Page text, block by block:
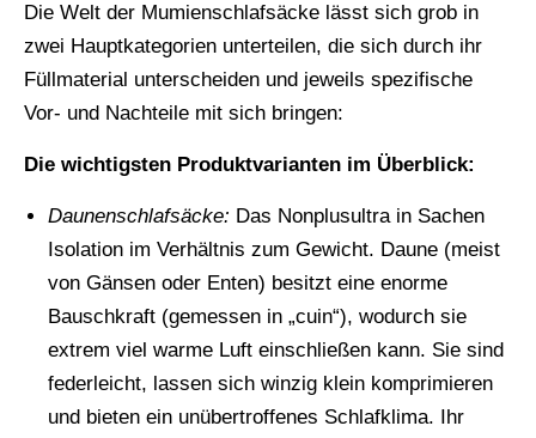
Die Welt der Mumienschlafsäcke lässt sich grob in
zwei Hauptkategorien unterteilen, die sich durch ihr
Füllmaterial unterscheiden und jeweils spezifische
Vor- und Nachteile mit sich bringen:
Die wichtigsten Produktvarianten im Überblick:
Daunenschlafsäcke: Das Nonplusultra in Sachen
Isolation im Verhältnis zum Gewicht. Daune (meist
von Gänsen oder Enten) besitzt eine enorme
Bauschkraft (gemessen in „cuin“), wodurch sie
extrem viel warme Luft einschließen kann. Sie sind
federleicht, lassen sich winzig klein komprimieren
und bieten ein unübertroffenes Schlafklima. Ihr